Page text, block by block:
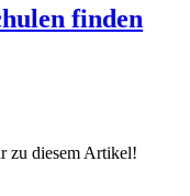
finden
zu diesem Artikel!